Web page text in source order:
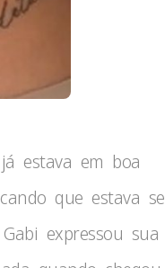
estava em boa
que estava se
expressou sua